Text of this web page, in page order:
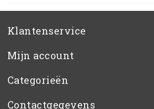
Klantenservice
Mijn account
Categorieën
Contactgegevens